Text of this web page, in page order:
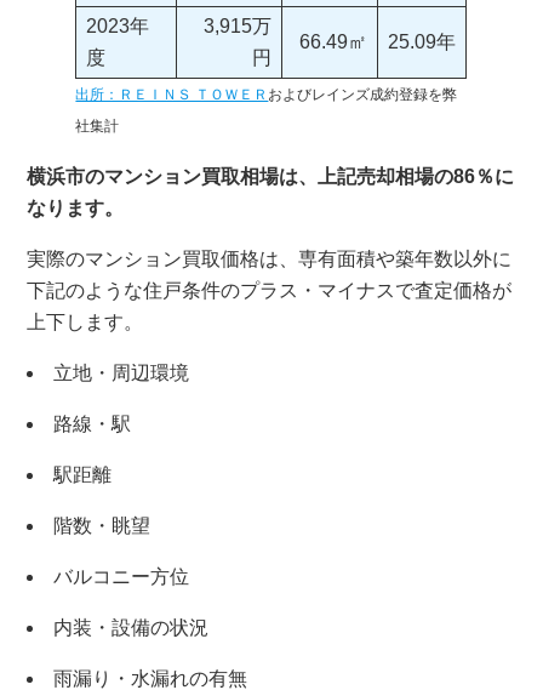
2023年
度
3,915万
円
66.49㎡ 25.09年
出所：ＲＥＩＮＳ ＴＯＷＥＲ およびレインズ成約登録を弊
社集計
横浜市のマンション買取相場は、上記売却相場の86％に
なります。
実際のマンション買取価格は、専有面積や築年数以外に
下記のような住戸条件のプラス・マイナスで査定価格が
上下します。
立地・周辺環境
路線・駅
駅距離
階数・眺望
バルコニー方位
内装・設備の状況
雨漏り・水漏れの有無